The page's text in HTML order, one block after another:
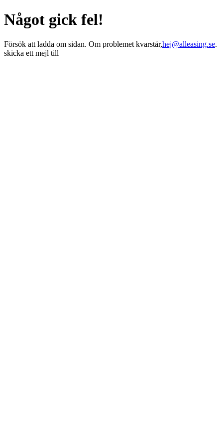
Något gick fel!
Försök att ladda om sidan. Om problemet kvarstår,hej@alleasing.se.
skicka ett mejl till